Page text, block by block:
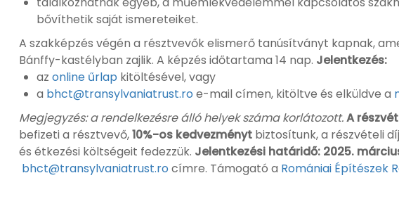
bővíthetik saját ismereteiket.
A szakképzés végén a résztvevők elismerő tanúsítványt kapnak,
Bánffy-kastélyban zajlik. A képzés időtartama 14 nap. Jelentkezés:
az online űrlap kitöltésével, vagy
a bhct@transylvaniatrust.ro e-mail címen, kitöltve és elküldve a
Megjegyzés: a rendelkezésre álló helyek száma korlátozott.A
befizeti a résztvevő,10%-os kedvezményt biztosítunk, a részvételi
és étkezési költségeit fedezzük. Jelentkezési határidő: 2025.
bhct@transylvaniatrust.ro címre. Támogató a Romániai Építészek